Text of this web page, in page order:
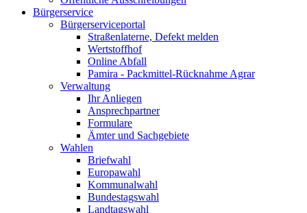
Bürgerservice
Bürgerserviceportal
Straßenlaterne, Defekt melden
Wertstoffhof
Online Abfall
Pamira - Packmittel-Rücknahme Agrar
Verwaltung
Ihr Anliegen
Ansprechpartner
Formulare
Ämter und Sachgebiete
Wahlen
Briefwahl
Europawahl
Kommunalwahl
Bundestagswahl
Landtagswahl